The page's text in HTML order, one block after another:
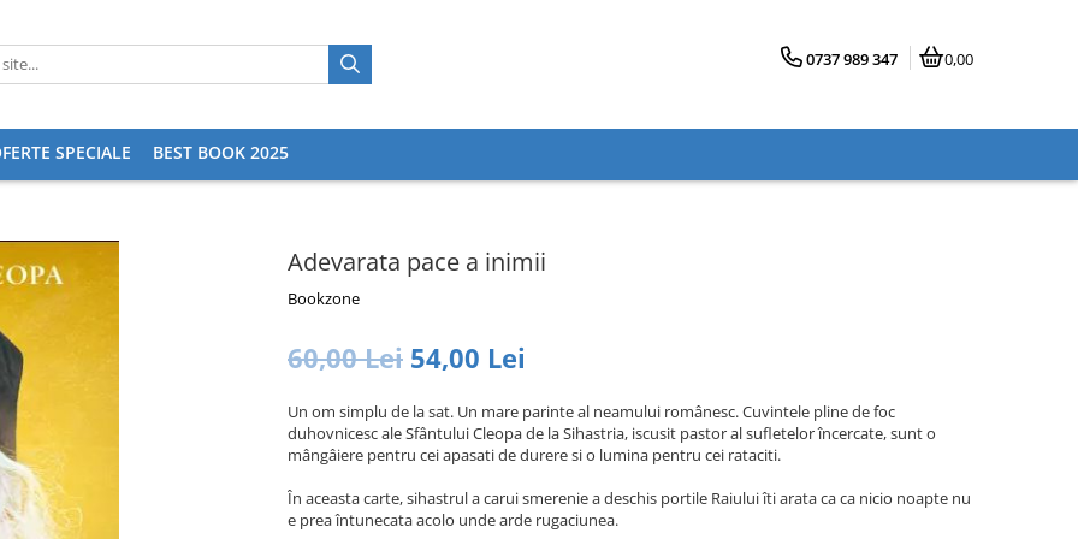
0737 989 347 0,00
SPECIALE BEST BOOK 2025
Adevarata pace a inimii
Bookzone
60,00 Lei 54,00 Lei
Un om simplu de la sat. Un mare parinte al neamului românesc. Cuvintele pline de foc
duhovnicesc ale Sfântului Cleopa de la Sihastria, iscusit pastor al sufletelor încercate, sunt o
mângâiere pentru cei apasati de durere si o lumina pentru cei rataciti.
În aceasta carte, sihastrul a carui smerenie a deschis portile Raiului îti arata ca ca nicio noapte nu
e prea întunecata acolo unde arde rugaciunea.